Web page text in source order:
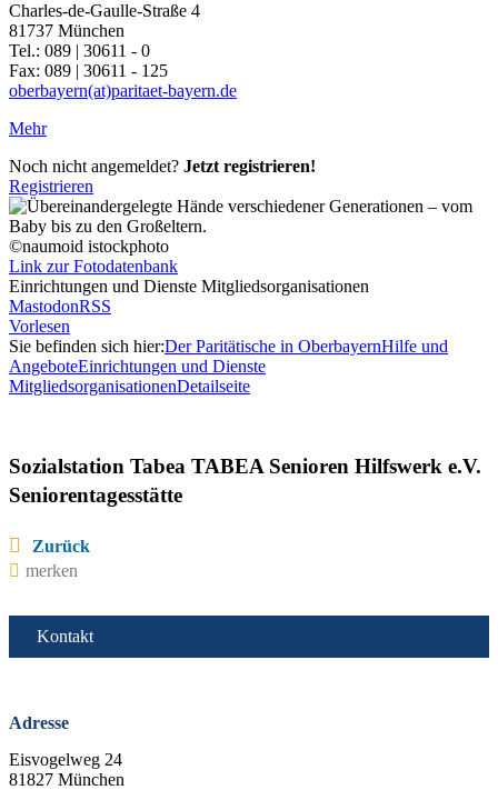
Charles-de-Gaulle-Straße 4
81737 München
Tel.: 089 | 30611 - 0
Fax: 089 | 30611 - 125
oberbayern(at)paritaet-bayern.de
Mehr
Noch nicht angemeldet? Jetzt registrieren!
Registrieren
©naumoid istockphoto
Link zur Fotodatenbank
Einrichtungen und Dienste Mitgliedsorganisationen
MastodonRSS
Vorlesen
Sie befinden sich hier:Der Paritätische in OberbayernHilfe und
AngeboteEinrichtungen und Dienste
MitgliedsorganisationenDetailseite
Sozialstation Tabea TABEA Senioren Hilfswerk e.V.
Seniorentagesstätte
Zurück
merken
Kontakt
Adresse
Eisvogelweg 24
81827 München